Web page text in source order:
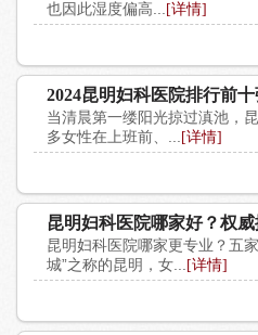
也因此湿度偏高...
[详情]
2024昆明妇科医院排行前
当清晨第一缕阳光掠过滇池，
多女性在上班前、...
[详情]
昆明妇科医院哪家好？权
昆明妇科医院哪家更专业？五
城”之称的昆明，女...
[详情]